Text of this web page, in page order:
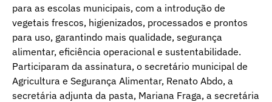
para as escolas municipais, com a introdução de
vegetais frescos, higienizados, processados e prontos
para uso, garantindo mais qualidade, segurança
alimentar, eficiência operacional e sustentabilidade.
Participaram da assinatura, o secretário municipal de
Agricultura e Segurança Alimentar, Renato Abdo, a
secretária adjunta da pasta, Mariana Fraga, a secretária